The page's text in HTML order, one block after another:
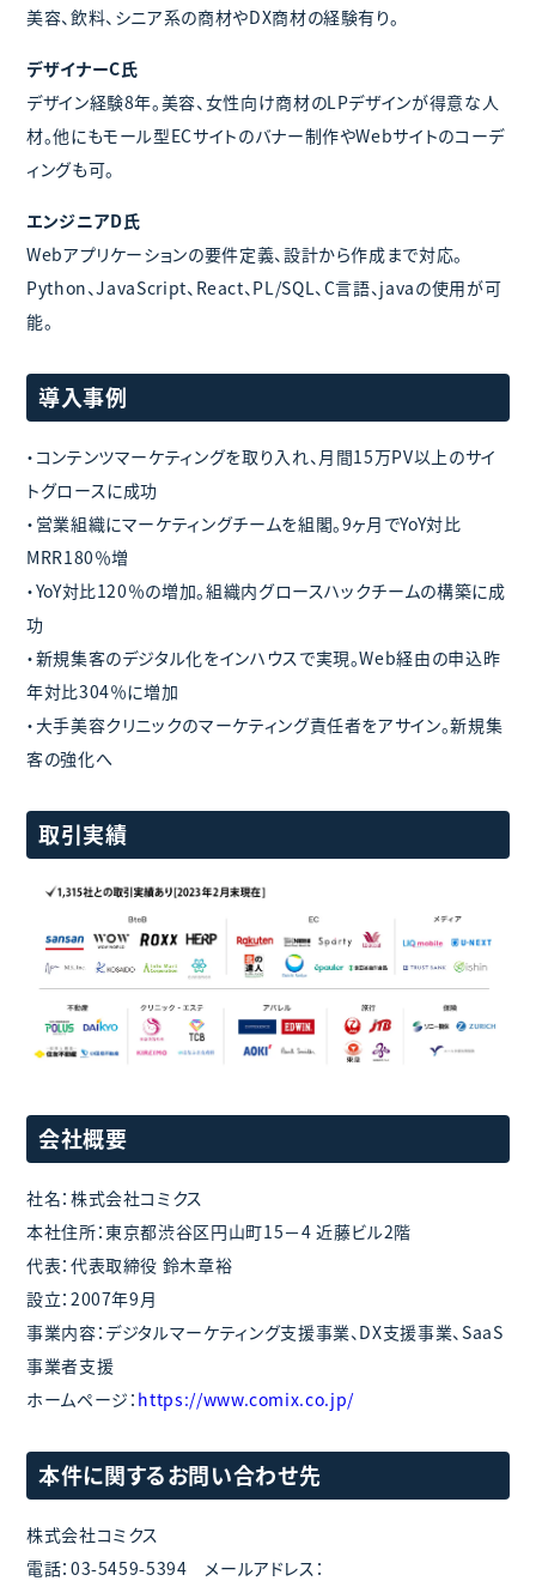
美容、飲料、シニア系の商材やDX商材の経験有り。
デザイナーC氏
デザイン経験8年。美容、女性向け商材のLPデザインが得意な人
材。他にもモール型ECサイトのバナー制作やWebサイトのコーデ
ィングも可。
エンジニアD氏
Webアプリケーションの要件定義、設計から作成まで対応。
Python、JavaScript、React、PL/SQL、C言語、javaの使用が可
能。
導入事例
・コンテンツマーケティングを取り入れ、月間15万PV以上のサイ
トグロースに成功
・営業組織にマーケティングチームを組閣。9ヶ月でYoY対比
MRR180％増
・YoY対比120％の増加。組織内グロースハックチームの構築に成
功
・新規集客のデジタル化をインハウスで実現。Web経由の申込昨
年対比304％に増加
・大手美容クリニックのマーケティング責任者をアサイン。新規集
客の強化へ
取引実績
会社概要
社名：株式会社コミクス
本社住所：東京都渋⾕区円⼭町15－4 近藤ビル2階
代表：代表取締役 鈴⽊章裕
設⽴：2007年9⽉
事業内容：デジタルマーケティング⽀援事業、DX⽀援事業、SaaS
事業者⽀援
ホームページ： https://www.comix.co.jp/
本件に関するお問い合わせ先
株式会社コミクス
電話：03-5459-5394 メールアドレス：